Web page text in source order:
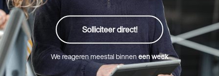
Solliciteer direct!
We reageren meestal binneneen week